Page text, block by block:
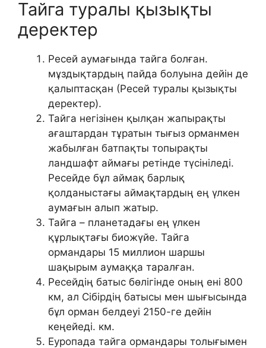
Тайга туралы қызықты
деректер
Ресей аумағында тайга болған.
мұздықтардың пайда болуына дейін де
қалыптасқан (Ресей туралы қызықты
деректер).
Тайга негізінен қылқан жапырақты
ағаштардан тұратын тығыз орманмен
жабылған батпақты топырақты
ландшафт аймағы ретінде түсініледі.
Ресейде бұл аймақ барлық
қолданыстағы аймақтардың ең үлкен
аумағын алып жатыр.
Тайга – планетадағы ең үлкен
құрлықтағы биожүйе. Тайга
ормандары 15 миллион шаршы
шақырым аумаққа таралған.
Ресейдің батыс бөлігінде оның ені 800
км, ал Сібірдің батысы мен шығысында
бұл орман белдеуі 2150-ге дейін
кеңейеді. км.
Еуропада тайга ормандары толығымен